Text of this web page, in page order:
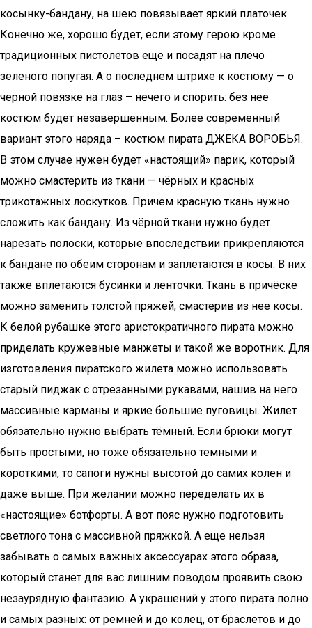
косынку-бандану, на шею повязывает яркий платочек.
Конечно же, хорошо будет, если этому герою кроме
традиционных пистолетов еще и посадят на плечо
зеленого попугая. А о последнем штрихе к костюму — о
черной повязке на глаз – нечего и спорить: без нее
костюм будет незавершенным. Более современный
вариант этого наряда – костюм пирата ДЖЕКА ВОРОБЬЯ.
В этом случае нужен будет «настоящий» парик, который
можно смастерить из ткани — чёрных и красных
трикотажных лоскутков. Причем красную ткань нужно
сложить как бандану. Из чёрной ткани нужно будет
нарезать полоски, которые впоследствии прикрепляются
к бандане по обеим сторонам и заплетаются в косы. В них
также вплетаются бусинки и ленточки. Ткань в причёске
можно заменить толстой пряжей, смастерив из нее косы.
К белой рубашке этого аристократичного пирата можно
приделать кружевные манжеты и такой же воротник. Для
изготовления пиратского жилета можно использовать
старый пиджак с отрезанными рукавами, нашив на него
массивные карманы и яркие большие пуговицы. Жилет
обязательно нужно выбрать тёмный. Если брюки могут
быть простыми, но тоже обязательно темными и
короткими, то сапоги нужны высотой до самих колен и
даже выше. При желании можно переделать их в
«настоящие» ботфорты. А вот пояс нужно подготовить
светлого тона с массивной пряжкой. А еще нельзя
забывать о самых важных аксессуарах этого образа,
который станет для вас лишним поводом проявить свою
незаурядную фантазию. А украшений у этого пирата полно
и самых разных: от ремней и до колец, от браслетов и до